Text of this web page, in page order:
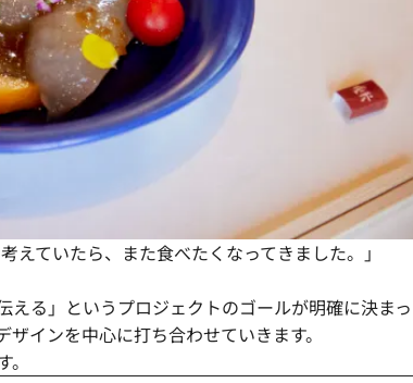
ていたら、また食べたくなってきました。」
える」というプロジェクトのゴールが明確に決まっ
インを中心に打ち合わせていきます。